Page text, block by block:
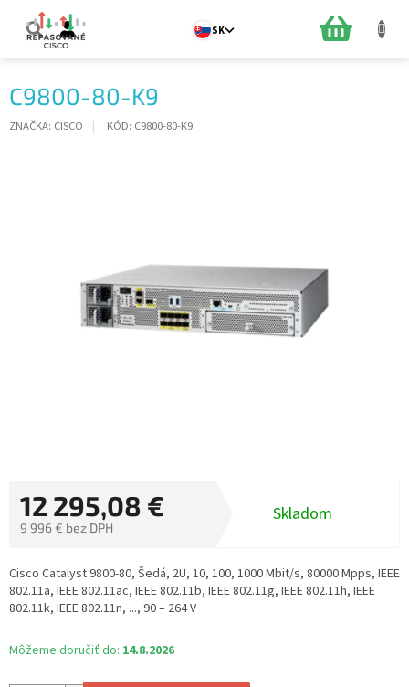
obsah
SK
C9800-80-K9
ZNAČKA: CISCO KÓD: C9800-80-K9
12 295,08 €
9 996 € bez DPH
cena:
Skladom
Môžeme doručiť do: 14.8.2026
Cisco Catalyst 9800-80, Šedá, 2U, 10, 100, 1000 Mbit/s, 80000 Mpps, IEEE
802.11a, IEEE 802.11ac, IEEE 802.11b, IEEE 802.11g, IEEE 802.11h, IEEE
802.11k, IEEE 802.11n, ..., 90 – 264 V